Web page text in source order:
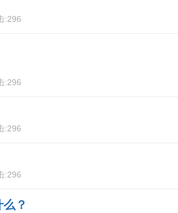
:296
:296
:296
:296
？